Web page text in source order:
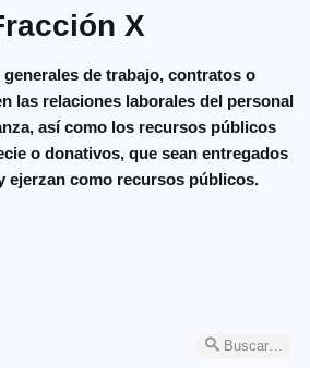
X
de trabajo, contratos o
las relaciones laborales del personal
así como los recursos públicos
o donativos, que sean entregados
ejerzan como recursos públicos.
Buscar…